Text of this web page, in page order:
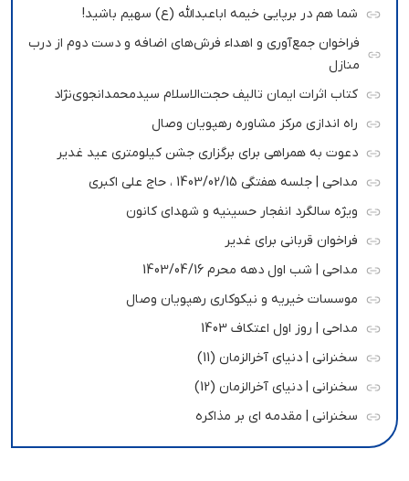
شما هم در برپایی خیمه اباعبدالله (ع) سهیم باشید!
فراخوان جمع‌آوری و اهداء فرش‌های اضافه و دست دوم از درب
منازل
کتاب اثرات ایمان تالیف حجت‌الاسلام سیدمحمدانجوی‌نژاد
راه اندازی مرکز مشاوره رهپویان وصال
دعوت به همراهی برای برگزاری جشن کیلومتری عید غدیر
مداحی | جلسه هفتگی 1403/02/15 ، حاج علی اکبری
ویژه سالگرد انفجار حسینیه و شهدای کانون
فراخوان قربانی برای غدیر
مداحی | شب اول دهه محرم 1403/04/16
موسسات خیریه و نیکوکاری رهپویان وصال
مداحی | روز اول اعتکاف 1403
سخنرانی | دنیای آخرالزمان (11)
سخنرانی | دنیای آخرالزمان (12)
سخنرانی | مقدمه ای بر مذاکره